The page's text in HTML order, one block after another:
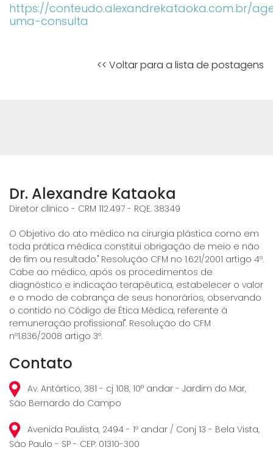
https://conteudo.alexandrekataoka.com.br/
uma-consulta
<< Voltar para a lista de postagens
Dr. Alexandre Kataoka
Diretor clínico - CRM 112.497 - RQE. 38349
O Objetivo do ato médico na cirurgia plástica como em
toda prática médica constitui obrigação de meio e não
de fim ou resultado." Resolução CFM no 1.621/2001 artigo 4º.
Cabe ao médico, após os procedimentos de
diagnóstico e indicação terapêutica, estabelecer o valor
e o modo de cobrança de seus honorários, observando
o contido no Código de Ética Médica, referente à
remuneração profissional". Resolução do CFM
nº1.836/2008 artigo 3º.
Contato
Av. Antártico, 381 - cj 108, 10° andar - Jardim do Mar,
São Bernardo do Campo
Avenida Paulista, 2494 - 1º andar / Conj 13 - Bela Vista,
São Paulo - SP - CEP: 01310-300